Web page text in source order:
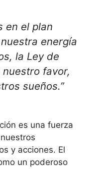
en el plan
energía
la Ley de
favor,
sueños.”
es una fuerza
y acciones. El
un poderoso